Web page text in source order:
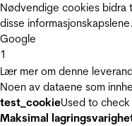
Nødvendige cookies bidra
disse informasjonskapslene.
Google
1
Lær mer om denne
Noen av dataene som
test_cookieUsed to
Maksimal